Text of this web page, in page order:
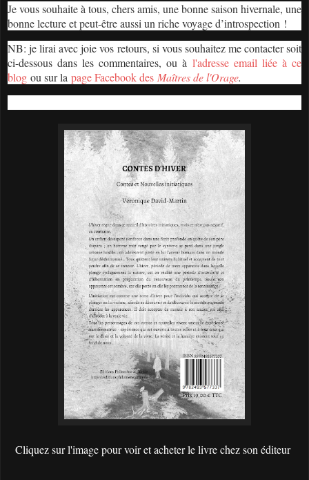
Je vous souhaite à tous, chers amis, une bonne saison hivernale, une
bonne lecture et peut-être aussi un riche voyage d’introspection !
NB: je lirai avec joie vos retours, si vous souhaitez me contacter soit
ci-dessous dans les commentaires, ou à l'adresse email liée à ce
blog ou sur la page Facebook des Maîtres de l'Orage.
Cliquez sur l'image pour voir et acheter le livre chez son éditeur